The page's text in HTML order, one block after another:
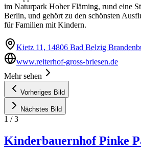
im Naturpark Hoher Fläming, rund eine
Berlin, und gehört zu den schönsten
für Familien mit Kindern.
Kietz 11, 14806 Bad Belzig
www.reiterhof-gross-briesen.de
Mehr sehen
Vorheriges Bild
Nächstes Bild
1 /3
Kinderbauernhof Pinke